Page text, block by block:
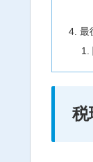
最
税